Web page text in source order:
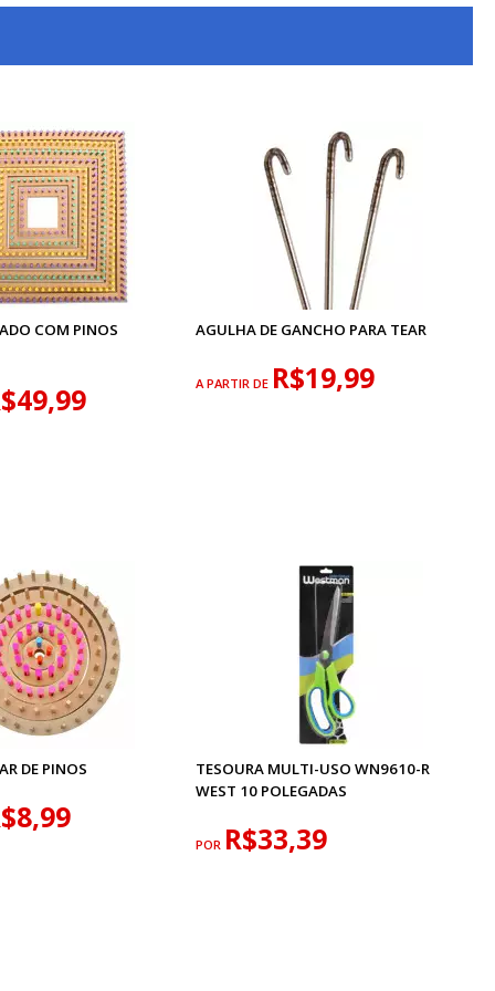
COM PINOS AGULHA DE GANCHO PARA TEAR
A PARTIR DE R$19,99
DE PINOS
TESOURA MULTI-USO WN9610-R
WEST 10 POLEGADAS
POR R$33,39